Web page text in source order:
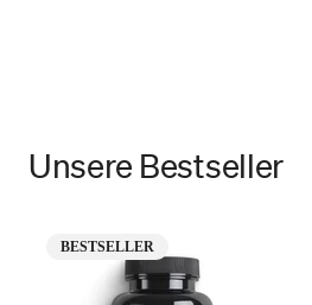
Unsere Bestseller
BESTSELLER